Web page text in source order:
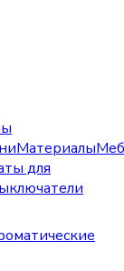
Материалы
для